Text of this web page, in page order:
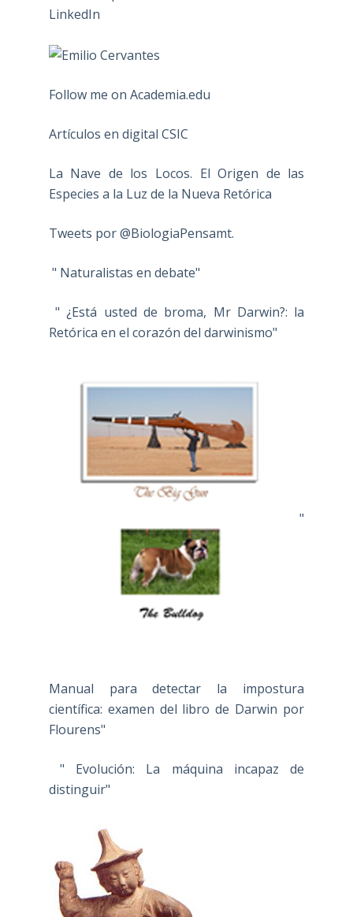
Follow me on Academia.edu
Artículos en digital CSIC
La Nave de los Locos. El Origen de las
Especies a la Luz de la Nueva Retórica
Tweets por @BiologiaPensamt.
" Naturalistas en debate"
" ¿Está usted de broma, Mr Darwin?: la
Retórica en el corazón del darwinismo"
"
Manual para detectar la impostura
científica: examen del libro de Darwin por
Flourens"
" Evolución: La máquina incapaz de
distinguir"